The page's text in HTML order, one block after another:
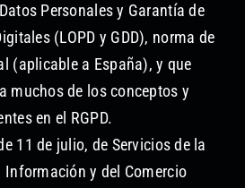
Personales y Garantía de
(LOPD y GDD), norma de
(aplicable a España), y que
muchos de los conceptos y
en el RGPD.
11 de julio, de Servicios de la
Información y del Comercio